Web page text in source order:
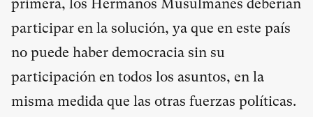
primera, los Hermanos Musulmanes deberían
participar en la solución, ya que en este país
no puede haber democracia sin su
participación en todos los asuntos, en la
misma medida que las otras fuerzas políticas.